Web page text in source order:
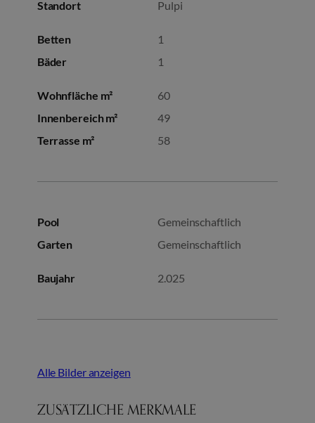
Standort
Pulpi
Betten
1
Bäder
1
Wohnfläche m²
60
Innenbereich m²
49
Terrasse m²
58
Pool
Gemeinschaftlich
Garten
Gemeinschaftlich
Baujahr 2.025
Alle Bilder anzeigen
ZUSÄTZLICHE MERKMALE